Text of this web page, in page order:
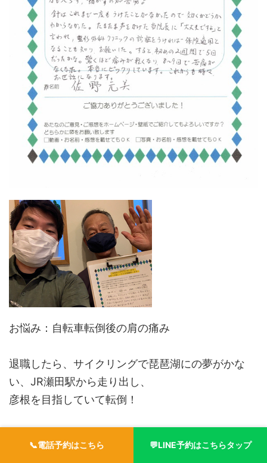
お悩み：自転車転倒後の肩の痛み
退職したら、サイクリングで琵琶湖にの夢がかな
い、JR瀬田駅から走り出し、
彦根を目指していて転倒！
消えず、力も入らず動かすのが苦労！
📞電話予約はこちら 💬LINE予約はこちらタップ